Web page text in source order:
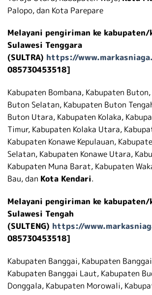
Palopo, dan Kota Parepare
Melayani pengiriman ke
Sulawesi Tenggara
(SULTRA) https://
085730453518]
Kabupaten Bombana, Kabupaten
Buton Selatan, Kabupaten Buton
Buton Utara, Kabupaten Kolaka,
Timur, Kabupaten Kolaka Utara,
Kabupaten Konawe Kepulauan,
Selatan, Kabupaten Konawe Utara,
Kabupaten Muna Barat, Kabupaten
Bau, dan Kota Kendari.
Melayani pengiriman ke
Sulawesi Tengah
(SULTENG) https://
085730453518]
Kabupaten Banggai, Kabupaten
Kabupaten Banggai Laut, Kabupaten
Donggala, Kabupaten Morowali,